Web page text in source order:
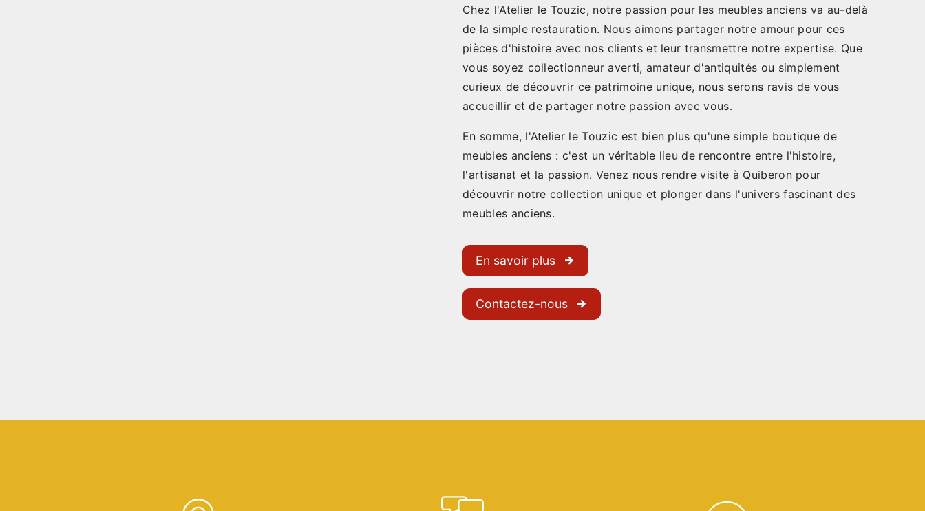
Chez l'Atelier le Touzic, notre passion pour les meubles anciens va au-delà
de la simple restauration. Nous aimons partager notre amour pour ces
pièces d'histoire avec nos clients et leur transmettre notre expertise. Que
vous soyez collectionneur averti, amateur d'antiquités ou simplement
curieux de découvrir ce patrimoine unique, nous serons ravis de vous
accueillir et de partager notre passion avec vous.
En somme, l'Atelier le Touzic est bien plus qu'une simple boutique de
meubles anciens : c'est un véritable lieu de rencontre entre l'histoire,
l'artisanat et la passion. Venez nous rendre visite à Quiberon pour
découvrir notre collection unique et plonger dans l'univers fascinant des
meubles anciens.
En savoir plus
Contactez-nous